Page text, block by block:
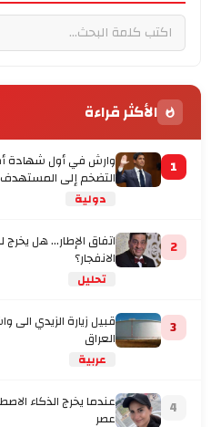
الأكثر قراءة
1
التضخم إلى المستهدف
دولية
2
الانفجار؟
تحليل
3
العراق
عربية
4
عصر